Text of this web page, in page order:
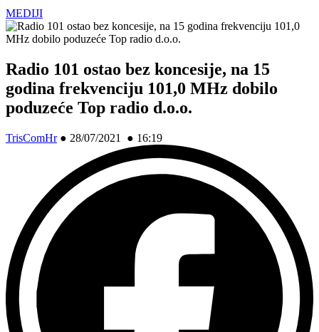
MEDIJI
Radio 101 ostao bez koncesije, na 15
godina frekvenciju 101,0 MHz dobilo
poduzeće Top radio d.o.o.
TrisComHr● 28/07/2021 ● 16:19